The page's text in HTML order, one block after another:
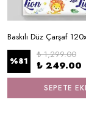
Baskılı Düz Çarşaf
%81
₺ 1,299.00
₺ 249.00
SEPETE